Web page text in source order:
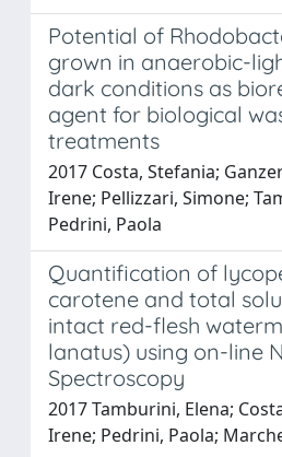
Potential of
grown in anaerobic-
dark conditions as
agent for biological
treatments
2017 Costa, Stefania;
Irene; Pellizzari, Simone;
Pedrini, Paola
Quantification of
carotene and total
intact red-flesh
lanatus) using on-line
Spectroscopy
2017 Tamburini, Elena;
Irene; Pedrini, Paola;